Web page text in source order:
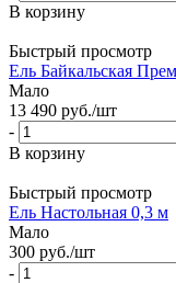
В корзину
Быстрый просмотр
Ель Байкальская
Мало
13 490 руб./шт
-
В корзину
Быстрый просмотр
Ель Настольная 0,3 м
Мало
300 руб./шт
-